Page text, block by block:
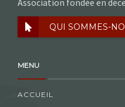
Association fondée en
QUI SOMMES-
MENU
ACCUEIL